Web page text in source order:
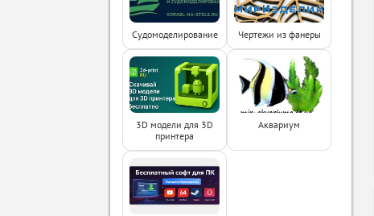
Судомоделирование Чертежи из фанеры
3D модели для 3D
принтера
Аквариум